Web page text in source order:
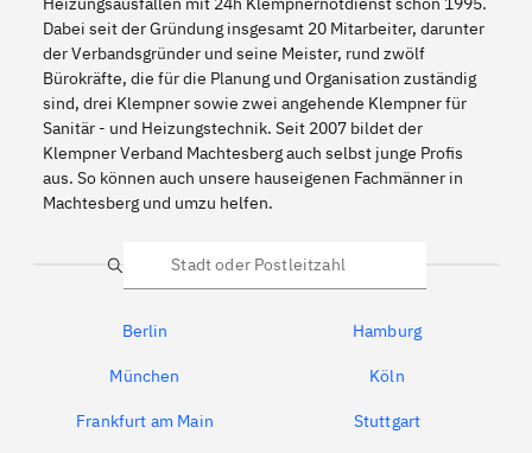
Dabei seit der Gründung insgesamt 20 Mitarbeiter, darunter
der Verbandsgründer und seine Meister, rund zwölf
Bürokräfte, die für die Planung und Organisation zuständig
sind, drei Klempner sowie zwei angehende Klempner für
Sanitär - und Heizungstechnik. Seit 2007 bildet der
Klempner Verband Machtesberg auch selbst junge Profis
aus. So können auch unsere hauseigenen Fachmänner in
Machtesberg und umzu helfen.
Suche
Berlin Hamburg
München Köln
Frankfurt am Main Stuttgart